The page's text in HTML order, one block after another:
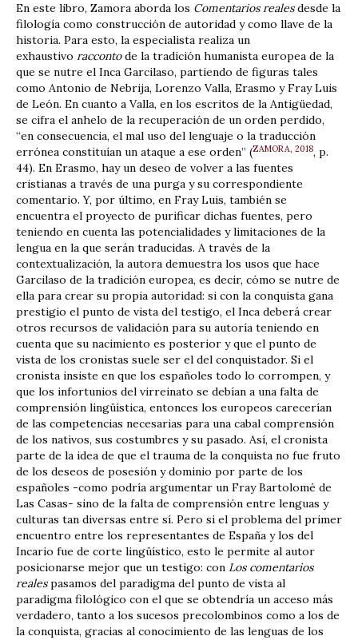
En este libro, Zamora aborda los Comentarios realesdesde la
filología como construcción de autoridad y como llave de la
historia. Para esto, la especialista realiza un
exhaustivo raccontode la tradición humanista europea de la
que se nutre el Inca Garcilaso, partiendo de figuras tales
como Antonio de Nebrija, Lorenzo Valla, Erasmo y Fray Luis
de León. En cuanto a Valla, en los escritos de la Antigüedad,
se cifra el anhelo de la recuperación de un orden perdido,
“en consecuencia, el mal uso del lenguaje o la traducción
errónea constituían un ataque a ese orden” (ZAMORA, 2018, p.
44). En Erasmo, hay un deseo de volver a las fuentes
cristianas a través de una purga y su correspondiente
comentario. Y, por último, en Fray Luis, también se
encuentra el proyecto de purificar dichas fuentes, pero
teniendo en cuenta las potencialidades y limitaciones de la
lengua en la que serán traducidas. A través de la
contextualización, la autora demuestra los usos que hace
Garcilaso de la tradición europea, es decir, cómo se nutre de
ella para crear su propia autoridad: si con la conquista gana
prestigio el punto de vista del testigo, el Inca deberá crear
otros recursos de validación para su autoría teniendo en
cuenta que su nacimiento es posterior y que el punto de
vista de los cronistas suele ser el del conquistador. Si el
cronista insiste en que los españoles todo lo corrompen, y
que los infortunios del virreinato se debían a una falta de
comprensión lingüística, entonces los europeos carecerían
de las competencias necesarias para una cabal comprensión
de los nativos, sus costumbres y su pasado. Así, el cronista
parte de la idea de que el trauma de la conquista no fue fruto
de los deseos de posesión y dominio por parte de los
españoles -como podría argumentar un Fray Bartolomé de
Las Casas- sino de la falta de comprensión entre lenguas y
culturas tan diversas entre sí. Pero si el problema del primer
encuentro entre los representantes de España y los del
Incario fue de corte lingüístico, esto le permite al autor
posicionarse mejor que un testigo: con Los comentarios
realespasamos del paradigma del punto de vista al
paradigma filológico con el que se obtendría un acceso más
verdadero, tanto a los sucesos precolombinos como a los de
la conquista, gracias al conocimiento de las lenguas de los